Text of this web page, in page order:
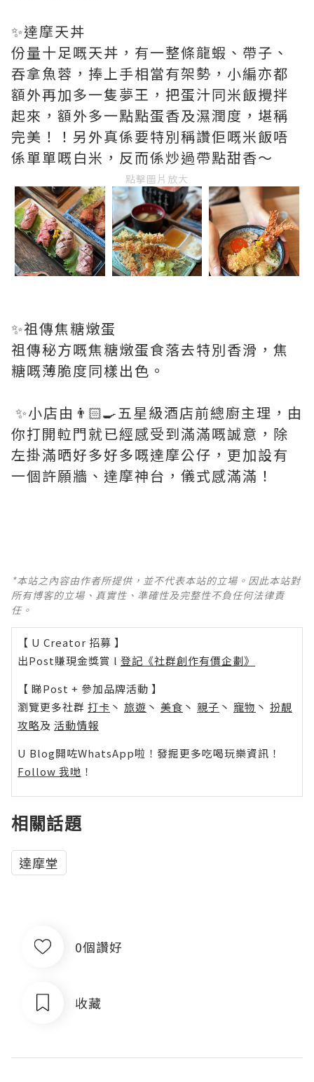
✨達摩天丼
份量十足嘅天丼，有一整條龍蝦、帶子、
吞拿魚蓉，捧上手相當有架勢，小編亦都
額外再加多一隻夢王，把蛋汁同米飯攪拌
起來，額外多一點點蛋香及濕潤度，堪稱
完美！！另外真係要特別稱讚佢嘅米飯唔
係單單嘅白米，反而係炒過帶點甜香～
點擊圖片放大
✨祖傳焦糖燉蛋
祖傳秘方嘅焦糖燉蛋食落去特別香滑，焦
糖嘅薄脆度同樣出色。
✨小店由👨🏻‍🍳五星級酒店前總廚主理，由
你打開𨋢門就已經感受到滿滿嘅誠意，除
左掛滿晒好多好多嘅達摩公仔，更加設有
一個許願牆、達摩神台，儀式感滿滿！
*本站之內容由作者所提供，並不代表本站的立場。因此本站對
所有博客的立場、真實性、準確性及完整性不負任何法律責
任。
【 U Creator 招募 】
出Post賺現金獎賞 l 登記《社群創作有價企劃》
【 睇Post + 參加品牌活動 】
瀏覽更多社群 打卡 丶 旅遊 丶 美食 丶 親子 丶 寵物 丶 扮靚
攻略及 活動情報
U Blog開咗WhatsApp啦！發掘更多吃喝玩樂資訊！
Follow 我哋 ！
相關話題
達摩堂
0個讚好
收藏